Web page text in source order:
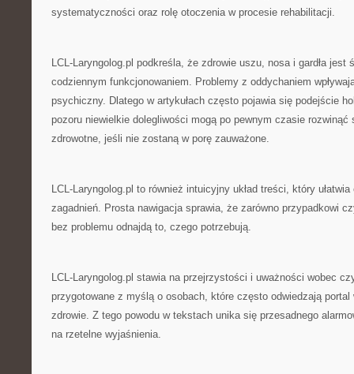
systematyczności oraz rolę otoczenia w procesie rehabilitacji.
LCL-Laryngolog.pl podkreśla, że zdrowie uszu, nosa i gardła jest
codziennym funkcjonowaniem. Problemy z oddychaniem
psychiczny. Dlatego w artykułach często pojawia się podejście
pozoru niewielkie dolegliwości mogą po pewnym czasie
zdrowotne, jeśli nie zostaną w porę zauważone.
LCL-Laryngolog.pl to również intuicyjny układ treści, który
zagadnień. Prosta nawigacja sprawia, że zarówno przypadkowi
bez problemu odnajdą to, czego potrzebują.
LCL-Laryngolog.pl stawia na przejrzystości i uważności wobec
przygotowane z myślą o osobach, które często odwiedzają
zdrowie. Z tego powodu w tekstach unika się przesadnego
na rzetelne wyjaśnienia.